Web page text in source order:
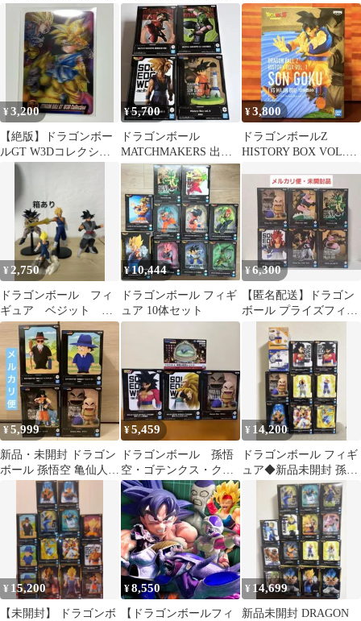
仙人 ミスターサタン ジ
品未開封‼︎
¥3,200
【絶版】ドラゴンボー
ルGT W3Dコレクショ
ン チビ悟空/超サイヤ人
¥5,700
ドラゴンボール
MATCHMAKERS 出
陣-5 History Box セット
¥3,800
ドラゴンボールZ
HISTORY BOX VOL.1
¥2,750
ドラゴンボール フィ
ギュア ベジット タ
ーレス 魔人ベジー
タ 悟空ブラック
¥10,444
ドラゴンボール フィギ
ュア 10体セット
¥6,300
【匿名配送】ドラゴン
ボール プライズフィギ
ュア 6体セット
¥5,999
新品・未開封 ドラゴン
ボール 孫悟空 亀仙人
クリリン ヤムチャ フィ
¥5,459
ドラゴンボール 孫悟
空・ゴテンクス・クリ
リン・神龍の模型ルー
ムライト 4セット
¥ 14,200
ドラゴンボール フィギ
ュア◆新品未開封 孫悟
空 ベジータ ベジット
ゴジータ
¥ 15,200
【未開封】 ドラゴンボ
¥8,550
【ドラゴンボールフィ
¥ 14,699
新品未開封 DRAGON